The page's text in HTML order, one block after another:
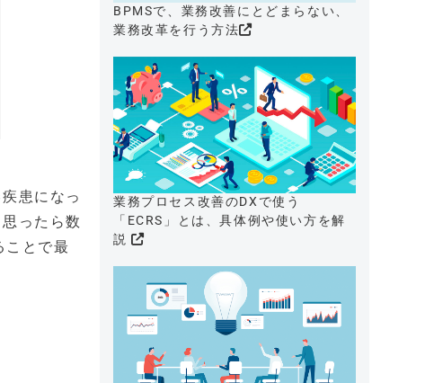
患になっ
ったら数
ことで最
BPMSで、業務改善にとどまらない、
業務改革を行う方法
業務プロセス改善のDXで使う
「ECRS」とは、具体例や使い方を解
説